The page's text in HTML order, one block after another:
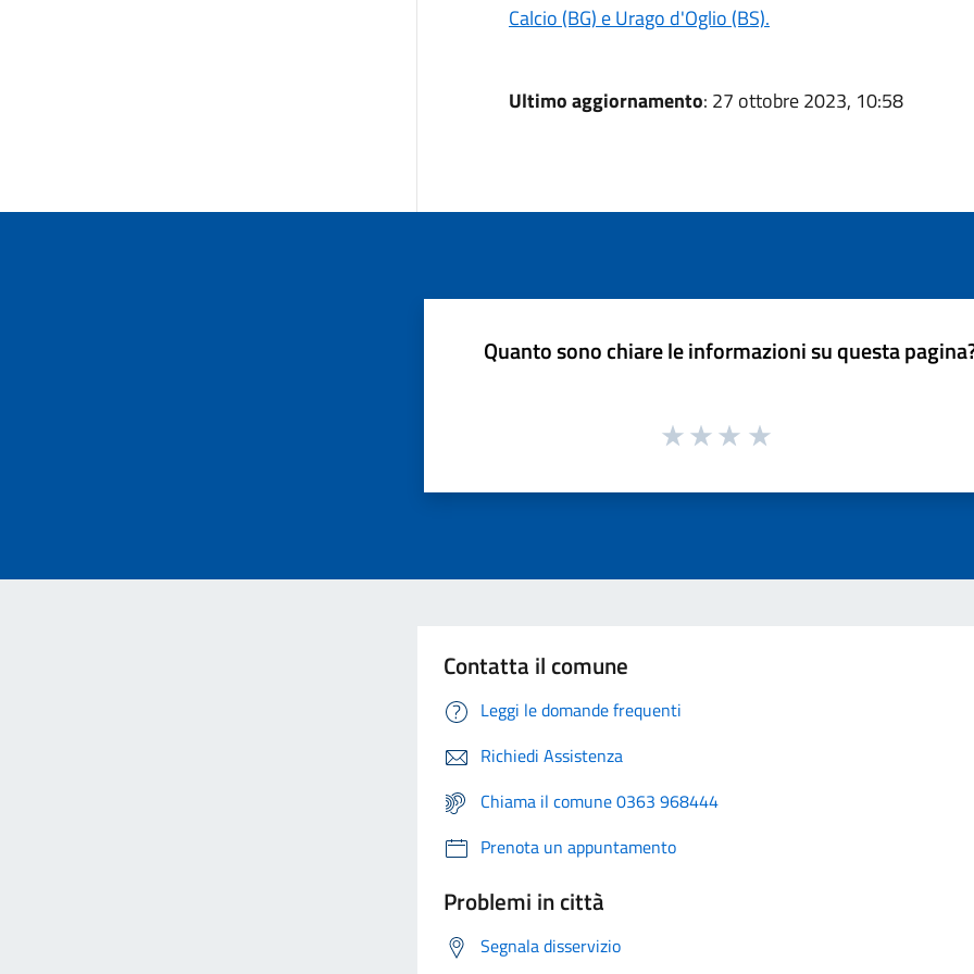
Calcio (BG) e Urago d'Oglio (BS).
Ultimo aggiornamento: 27 ottobre 2023, 10:58
Quanto sono chiare le informazioni su questa
Contatta il comune
Leggi le domande frequenti
Richiedi Assistenza
Chiama il comune 0363 968444
Prenota un appuntamento
Problemi in città
Segnala disservizio